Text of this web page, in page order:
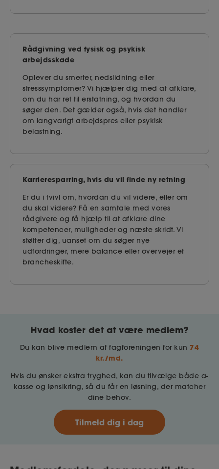
Rådgivning ved fysisk og psykisk
arbejdsskade
Oplever du smerter, nedslidning eller
stresssymptomer? Vi hjælper dig med at afklare,
om du har ret til erstatning, og hvordan du
søger den. Det gælder også, hvis det handler
om langvarigt arbejdspres eller psykisk
belastning.
Karrieresparring, hvis du vil finde ny retning
Er du i tvivl om, hvordan du vil videre, eller om
du skal videre? Få en samtale med vores
rådgivere og få hjælp til at afklare dine
kompetencer, muligheder og næste skridt. Vi
støtter dig, uanset om du søger nye
udfordringer, mere balance eller overvejer et
brancheskifte.
Hvad koster det at være medlem?
Du kan blive medlem af fagforeningen for kun 74
kr./md.
Hvis du ønsker ekstra tryghed, kan du tilvælge både a-
kasse og lønsikring, så du får en løsning, der matcher
dine behov.
Tilmeld dig i dag